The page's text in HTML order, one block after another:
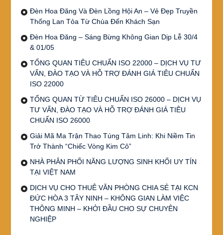
Đèn Hoa Đăng Và Đèn Lồng Hội An – Vẻ Đẹp Truyền
Thống Lan Tỏa Từ Chùa Đến Khách Sạn
Đèn Hoa Đăng – Sáng Bừng Không Gian Dịp Lễ 30/4
& 01/05
TỔNG QUAN TIÊU CHUẨN ISO 22000 – DỊCH VỤ TƯ
VẤN, ĐÀO TẠO VÀ HỖ TRỢ ĐÁNH GIÁ TIÊU CHUẨN
ISO 22000
TỔNG QUAN TỪ TIÊU CHUẨN ISO 26000 – DỊCH VỤ
TƯ VẤN, ĐÀO TẠO VÀ HỖ TRỢ ĐÁNH GIÁ TIÊU
CHUẨN ISO 26000
Giải Mã Ma Trận Thao Túng Tâm Linh: Khi Niềm Tin
Trở Thành “Chiếc Vòng Kim Cô”
NHÀ PHÂN PHỐI NĂNG LƯỢNG SINH KHỐI UY TÍN
TẠI VIỆT NAM
DỊCH VỤ CHO THUÊ VĂN PHÒNG CHIA SẺ TẠI KCN
ĐỨC HÒA 3 TÂY NINH – KHÔNG GIAN LÀM VIỆC
THÔNG MINH – KHỞI ĐẦU CHO SỰ CHUYÊN
NGHIỆP